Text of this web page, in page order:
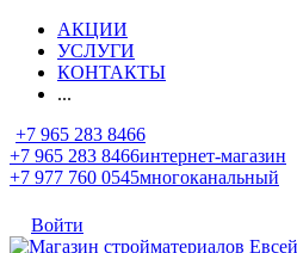
АКЦИИ
УСЛУГИ
КОНТАКТЫ
...
+7 965 283 8466
+7 965 283 8466интернет-магазин
+7 977 760 0545многоканальный
Войти